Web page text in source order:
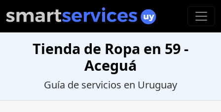
Tienda de Ropa en 59 -
Aceguá
Guía de servicios en Uruguay